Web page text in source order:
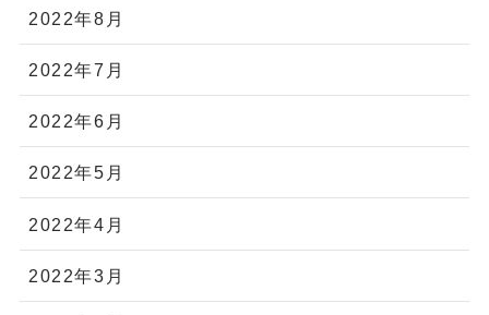
2022年8月
2022年7月
2022年6月
2022年5月
2022年4月
2022年3月